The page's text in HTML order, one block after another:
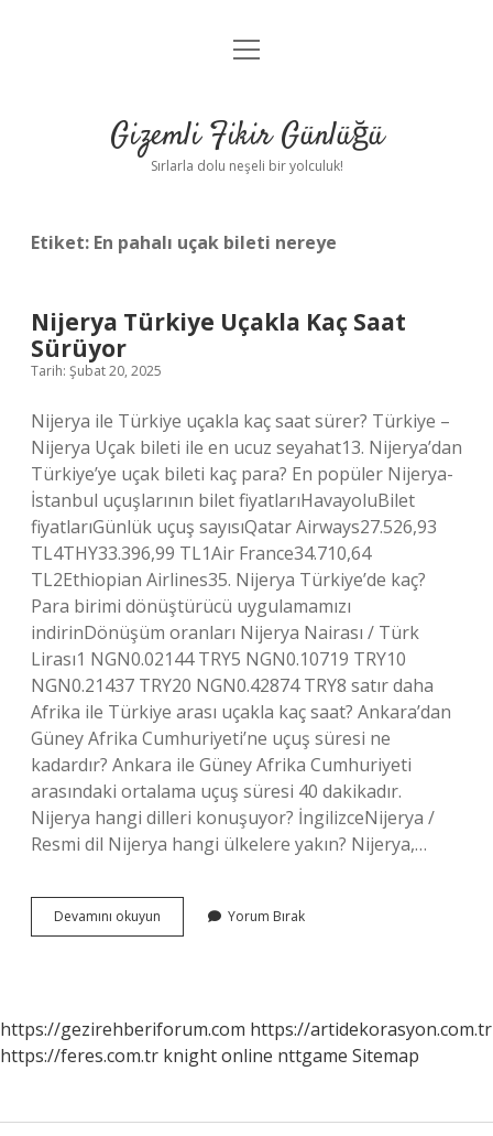
Anasayfa
Yasal Uyarı
menüyü
Gizemli Fikir Günlüğü
Sırlarla dolu neşeli bir yolculuk!
Etiket: En pahalı uçak bileti nereye
Nijerya Türkiye Uçakla Kaç Saat
Sürüyor
Tarih: Şubat 20, 2025
Nijerya ile Türkiye uçakla kaç saat sürer? Türkiye –
Nijerya Uçak bileti ile en ucuz seyahat13. Nijerya’dan
Türkiye’ye uçak bileti kaç para? En popüler Nijerya-
İstanbul uçuşlarının bilet fiyatlarıHavayoluBilet
fiyatlarıGünlük uçuş sayısıQatar Airways27.526,93
TL4THY33.396,99 TL1Air France34.710,64
TL2Ethiopian Airlines35. Nijerya Türkiye’de kaç?
Para birimi dönüştürücü uygulamamızı
indirinDönüşüm oranları Nijerya Nairası / Türk
Lirası1 NGN0.02144 TRY5 NGN0.10719 TRY10
NGN0.21437 TRY20 NGN0.42874 TRY8 satır daha
Afrika ile Türkiye arası uçakla kaç saat? Ankara’dan
Güney Afrika Cumhuriyeti’ne uçuş süresi ne
kadardır? Ankara ile Güney Afrika Cumhuriyeti
arasındaki ortalama uçuş süresi 40 dakikadır.
Nijerya hangi dilleri konuşuyor? İngilizceNijerya /
Resmi dil Nijerya hangi ülkelere yakın? Nijerya,…
Devamını okuyun
Türkiye
Yorum Bırak
https://gezirehberiforum.com https://artidekorasyon.com.tr
https://feres.com.tr knight online nttgame Sitemap